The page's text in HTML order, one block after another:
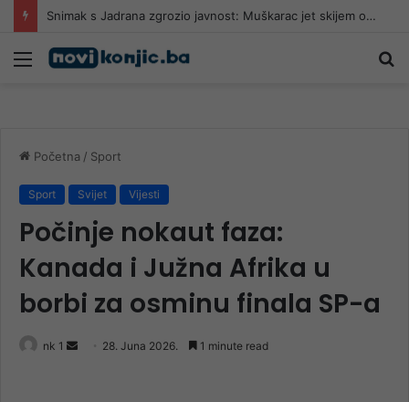
Snimak s Jadrana zgrozio javnost: Muškarac jet skijem ometao avione koji su gasili požar
Meni
Početna / Sport
Sport Svijet Vijesti
Počinje nokaut faza:
Kanada i Južna Afrika u
borbi za osminu finala SP-a
nk 1
Send 28. Juna 2026. 1 minute read